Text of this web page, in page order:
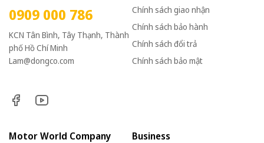
0909 000 786
KCN Tân Bình, Tây Thạnh, Thành
phố Hồ Chí Minh
Lam@dongco.com
Chính sách giao nhận
Chính sách bảo hành
Chính sách đổi trả
Chính sách bảo mật
Motor World Company Business